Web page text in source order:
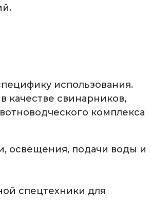
использования.
качестве свинарников,
комплекса
освещения, подачи воды и
спецтехники для